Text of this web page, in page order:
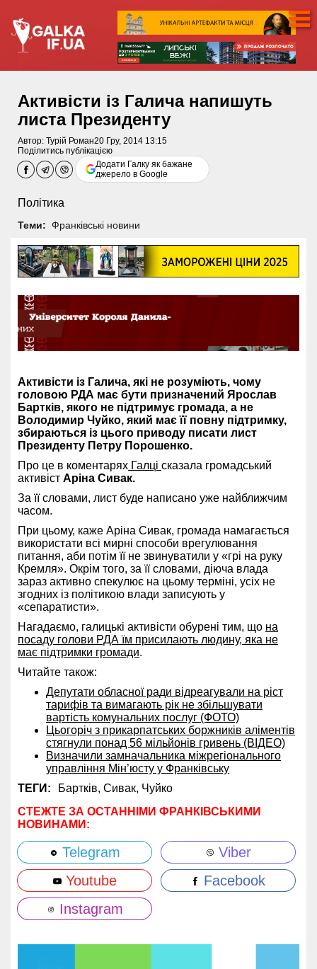
Активісти із Галича напишуть
листа Президенту
Автор: Турій Роман20 Гру, 2014 13:15
Поділитись публікацією
Додати Галку як бажане
джерело в Google
Політика
Теми: Франківські новини
Активісти із Галича, які не розуміють, чому
головою РДА має бути призначений Ярослав
Бартків, якого не підтримує громада, а не
Володимир Чуйко, який має її повну підтримку,
збираються із цього приводу писати лист
Президенту Петру Порошенко.
Про це в коментарях Галці сказала громадський
активіст Аріна Сивак.
За її словами, лист буде написано уже найближчим
часом.
При цьому, каже Аріна Сивак, громада намагається
використати всі мирні способи врегулювання
питання, аби потім її не звинуватили у «грі на руку
Кремля». Окрім того, за її словами, діюча влада
зараз активно спекулює на цьому терміні, усіх не
згодних із політикою влади записують у
«сепаратисти».
Нагадаємо, галицькі активісти обурені тим, що на
посаду голови РДА їм присилають людину, яка не
має підтримки громади.
Читайте також:
Депутати обласної ради відреагували на ріст
тарифів та вимагають рік не збільшувати
вартість комунальних послуг (ФОТО)
Цьогоріч з прикарпатських боржників аліментів
стягнули понад 56 мільйонів гривень (ВІДЕО)
Визначили замначальника міжрегіонального
управління Мін’юсту у Франківську
ТЕГИ:
Бартків, Сивак, Чуйко
СТЕЖТЕ ЗА ОСТАННІМИ ФРАНКІВСЬКИМИ
НОВИНАМИ:
Telegram
Viber
Youtube
Facebook
Instagram